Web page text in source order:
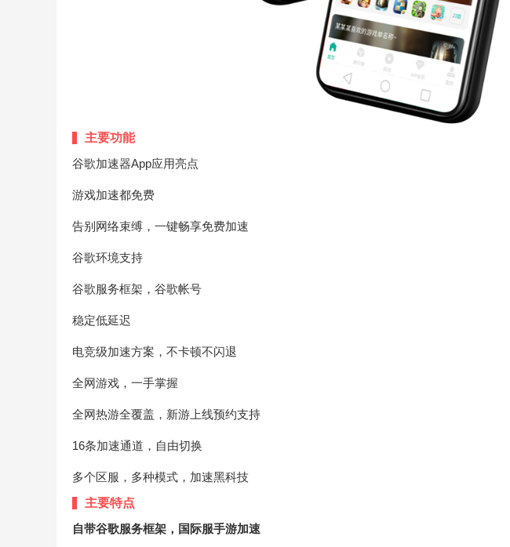
主要功能
谷歌加速器App应用亮点
游戏加速都免费
告别网络束缚，一键畅享免费加速
谷歌环境支持
谷歌服务框架，谷歌帐号
稳定低延迟
电竞级加速方案，不卡顿不闪退
全网游戏，一手掌握
全网热游全覆盖，新游上线预约支持
16条加速通道，自由切换
多个区服，多种模式，加速黑科技
主要特点
自带谷歌服务框架，国际服手游加速